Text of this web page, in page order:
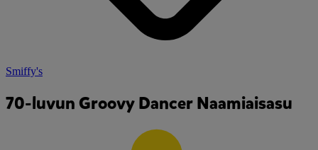
Smiffy's
70-luvun Groovy Dancer Naamiaisasu